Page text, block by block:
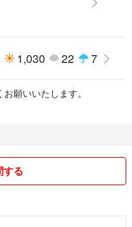
1,030 22 7
願いいたします。
する